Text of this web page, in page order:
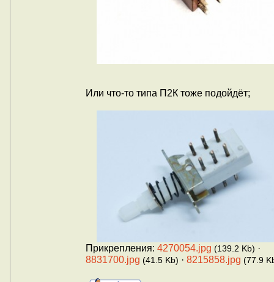
Или что-то типа П2К тоже подойдёт;
Прикрепления: 4270054.jpg (139.2 Kb) ·
8831700.jpg (41.5 Kb) · 8215858.jpg (77.9